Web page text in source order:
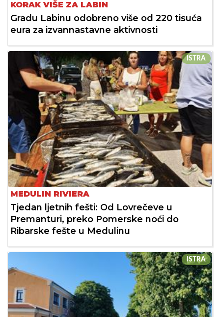
KORAK VIŠE ZA LABIN
Gradu Labinu odobreno više od 220 tisuća
eura za izvannastavne aktivnosti
ISTRA
MEDULIN RIVIERA
Tjedan ljetnih fešti: Od Lovrečeve u
Premanturi, preko Pomerske noći do
Ribarske fešte u Medulinu
ISTRA